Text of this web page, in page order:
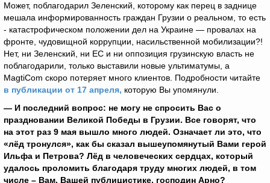
Может, поблагодарил Зеленский, которому как перец в заднице
мешала информированность граждан Грузии о реальном, то есть
- катастрофическом положении дел на Украине — провалах на
фронте, чудовищной коррупции, насильственной мобилизации?!
Нет, ни Зеленский, ни ЕС и ни оппозиция грузинскую власть не
поблагодарили, только выставили новые ультиматумы, а
MagtiCom скоро потеряет много клиентов. Подробности читайте
в публикации от 17 апреля, которую Вы упомянули.
— И последний вопрос: не могу не спросить Вас о
праздновании Великой Победы в Грузии. Все говорят, что
на этот раз 9 мая вышло много людей. Означает ли это, что
«лёд тронулся», как бы сказал вышеупомянутый Вами герой
Ильфа и Петрова? Лёд в человеческих сердцах, который
удалось проломить благодаря труду многих людей, в том
числе – Вам, Вашей публицистике, господин Арно?